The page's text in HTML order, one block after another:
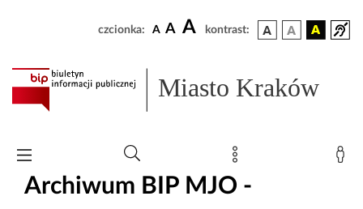
czcionka: A A A kontrast:
Miasto Kraków
Archiwum BIP MJO -